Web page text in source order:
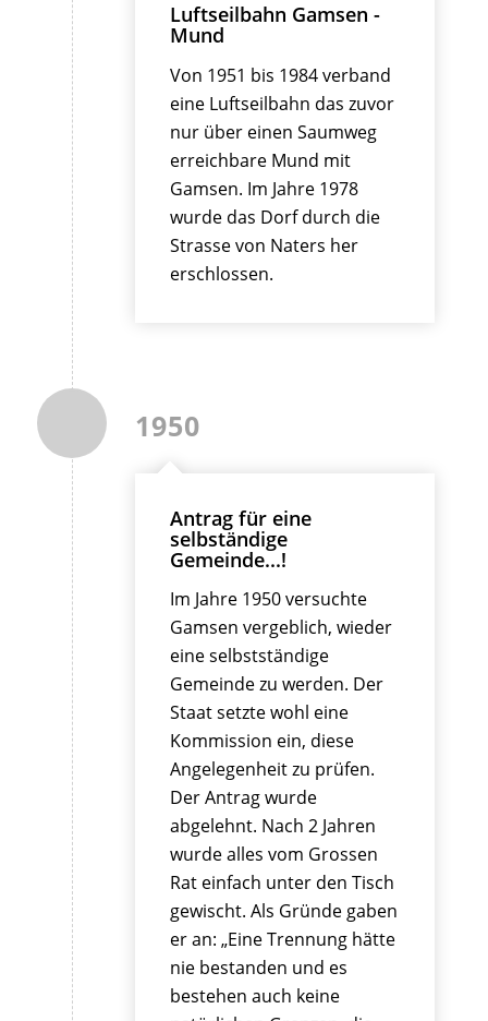
Luftseilbahn Gamsen -
Mund
Von 1951 bis 1984 verband
eine Luftseilbahn das zuvor
nur über einen Saumweg
erreichbare Mund mit
Gamsen. Im Jahre 1978
wurde das Dorf durch die
Strasse von Naters her
erschlossen.
1950
Antrag für eine
selbständige
Gemeinde...!
Im Jahre 1950 versuchte
Gamsen vergeblich, wieder
eine selbstständige
Gemeinde zu werden. Der
Staat setzte wohl eine
Kommission ein, diese
Angelegenheit zu prüfen.
Der Antrag wurde
abgelehnt. Nach 2 Jahren
wurde alles vom Grossen
Rat einfach unter den Tisch
gewischt. Als Gründe gaben
er an: „Eine Trennung hätte
nie bestanden und es
bestehen auch keine